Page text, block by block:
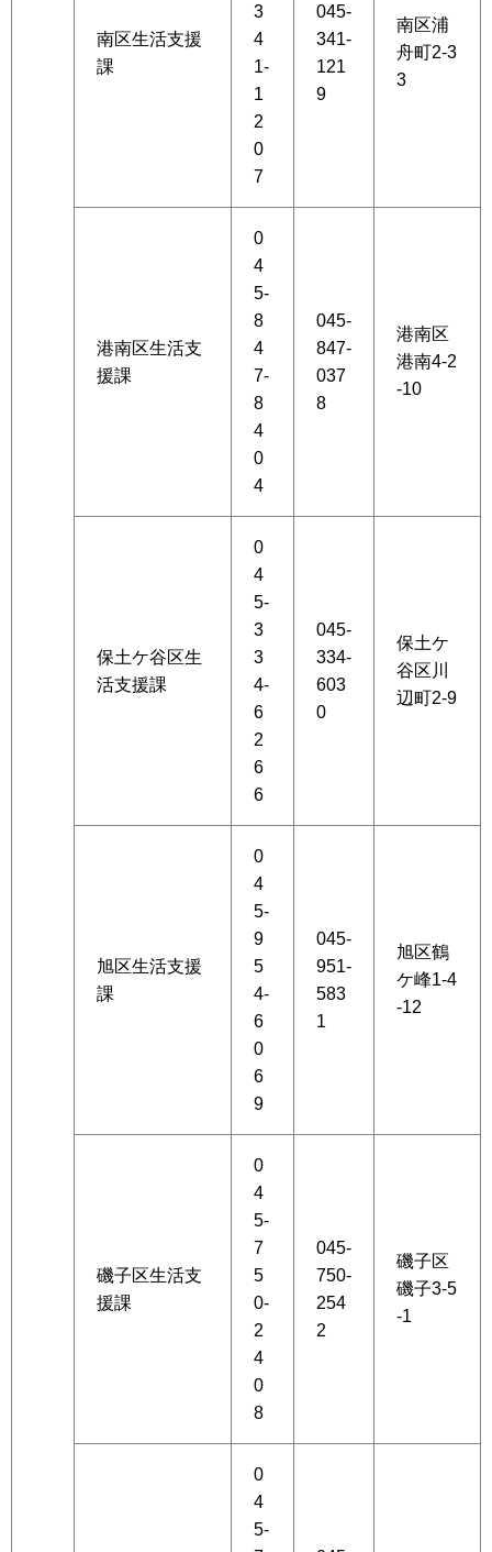
南区生活支援
課
3
4
1-
1
2
0
7
045-
341-
121
9
南区浦
舟町2-3
3
港南区生活支
援課
0
4
5-
8
4
7-
8
4
0
4
045-
847-
037
8
港南区
港南4-2
-10
保土ケ谷区生
活支援課
0
4
5-
3
3
4-
6
2
6
6
045-
334-
603
0
保土ケ
谷区川
辺町2-9
旭区生活支援
課
0
4
5-
9
5
4-
6
0
6
9
045-
951-
583
1
旭区鶴
ケ峰1-4
-12
磯子区生活支
援課
0
4
5-
7
5
0-
2
4
0
8
045-
750-
254
2
磯子区
磯子3-5
-1
0
4
5-